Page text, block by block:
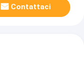
Contattaci